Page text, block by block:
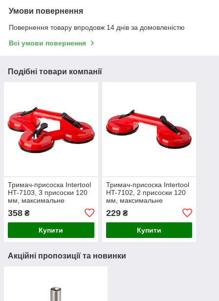
Умови повернення
Повернення товару впродовж 14 днів за домовленістю
Всі умови повернення
Подібні товари компанії
Тримач-присоска Intertool
HT-7103, 3 присоски 120
мм, максимальне
навантаження до 120 кг,
для скла, плитки
358 ₴
Купити
Тримач-присоска Intertool
HT-7102, 2 присоски 120
мм, максимальне
для скла, плитки
229₴
Купити
Акційні пропозиції та новинки